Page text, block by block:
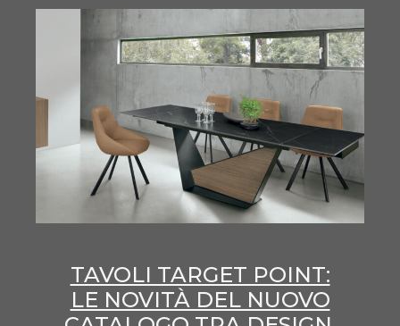
TAVOLI TARGET POINT:
LE NOVITÀ DEL NUOVO